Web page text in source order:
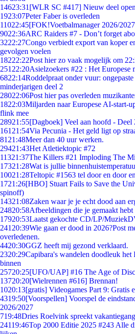
14623:31 [WLR SC #417] Nieuw deel
1923:07Peter Faber is overleden
11022:45[FOK!Voetbalmanager 2026/
9022:36ARC Raiders #7 - Don’t forget
3222:27Congo verbiedt export van koper
gevolgen voelen
18222:22Post hier zo vaak mogelijk om
251 22:20Asielzoekers #22 : Het Europese
6822:14Roddelpraat onder vuur:
minderjarigen deel 2
28022:06Post hier pas overleden
1822:03Miljarden naar Europese AI-start-
flink mee
28921:55[Dagboek] Veel aan hoofd - Deel
161 21:54Via Pecunia - Het geld ligt op
81 21:48Meer dan 40 uur werken.
29421:43Het Atletiektopic #72
11321:37The Killers #21 Imploding The
17321:28Wat is jullie
10021:28Teltopic #1563 tel door en door
1721:26[HBO] Stuart Fails to Save the
spinoff)
14321:08Zaken waar je je echt dood aan
24820:58Afbeeldingen die je gemaakt
17920:53Laatst gekochte CD/LP/
241 20:39Wie gaan er dood in 2026?Post
overledenen.
4420:30GGZ heeft mij gezond verklaard.
2320:29Capibara's wandelen doodleuk het
binnen
25720:25[UFO/UAP] #16 The Age of
13720:20[Wielrennen #616] Brennan!
1020:13[gratis] Videogames Part 9: Gratis
4319:50[Voorspellen] Voorspel de
2026/2027
719:48Dries Roelvink spreekt
24119:46Top 2000 Editie 2025 #243 Alle